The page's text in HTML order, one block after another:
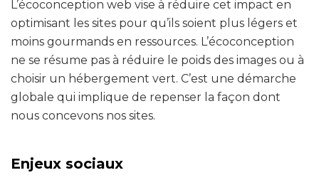
L’écoconception web vise à réduire cet impact en
optimisant les sites pour qu’ils soient plus légers et
moins gourmands en ressources. L’écoconception
ne se résume pas à réduire le poids des images ou à
choisir un hébergement vert. C’est une démarche
globale qui implique de repenser la façon dont
nous concevons nos sites.
Enjeux sociaux